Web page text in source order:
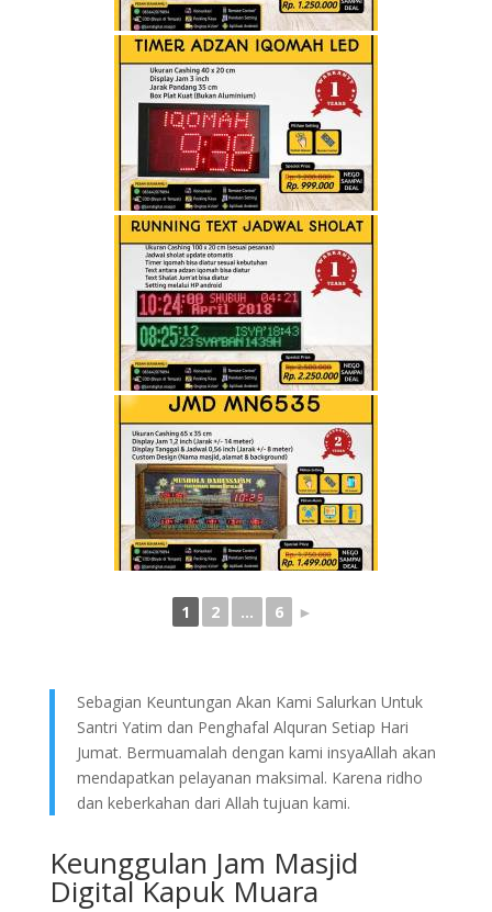
1 2 ... 6 ►
Sebagian Keuntungan Akan Kami Salurkan Untuk
Santri Yatim dan Penghafal Alquran Setiap Hari
Jumat. Bermuamalah dengan kami insyaAllah akan
mendapatkan pelayanan maksimal. Karena ridho
dan keberkahan dari Allah tujuan kami.
Keunggulan Jam Masjid
Digital Kapuk Muara